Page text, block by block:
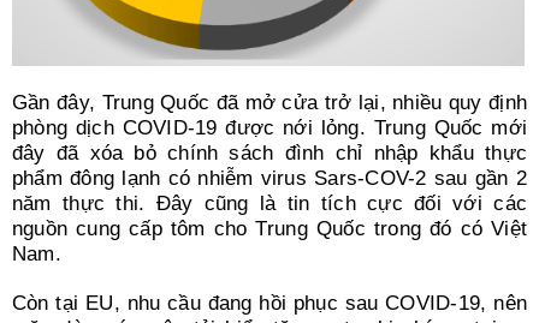
Gần đây, Trung Quốc đã mở cửa trở lại, nhiều quy định
phòng dịch COVID-19 được nới lỏng. Trung Quốc mới
đây đã xóa bỏ chính sách đình chỉ nhập khẩu thực
phẩm đông lạnh có nhiễm virus Sars-COV-2 sau gần 2
năm thực thi. Đây cũng là tin tích cực đối với các
nguồn cung cấp tôm cho Trung Quốc trong đó có Việt
Nam.
Còn tại EU, nhu cầu đang hồi phục sau COVID-19, nên